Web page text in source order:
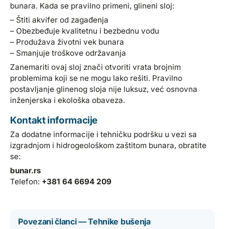
bunara. Kada se pravilno primeni, glineni sloj:
– Štiti akvifer od zagađenja
– Obezbeđuje kvalitetnu i bezbednu vodu
– Produžava životni vek bunara
– Smanjuje troškove održavanja
Zanemariti ovaj sloj znači otvoriti vrata brojnim
problemima koji se ne mogu lako rešiti. Pravilno
postavljanje glinenog sloja nije luksuz, već osnovna
inženjerska i ekološka obaveza.
Kontakt informacije
Za dodatne informacije i tehničku podršku u vezi sa
izgradnjom i hidrogeološkom zaštitom bunara, obratite
se:
bunar.rs
Telefon: +381 64 6694 209
Povezani članci — Tehnike bušenja